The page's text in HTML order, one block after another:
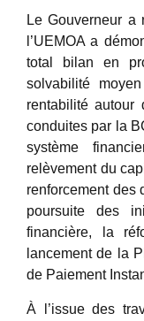
Le Gouverneur
l’UEMOA a
total bilan en
solvabilité
rentabilité
conduites par la
système
relèvement du
renforcement des
poursuite des
financière, la
lancement de la
de Paiement
À l’issue des